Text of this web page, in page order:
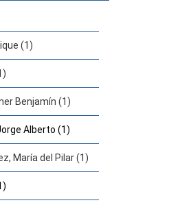
(1)
Benjamín (1)
Alberto (1)
María del Pilar (1)